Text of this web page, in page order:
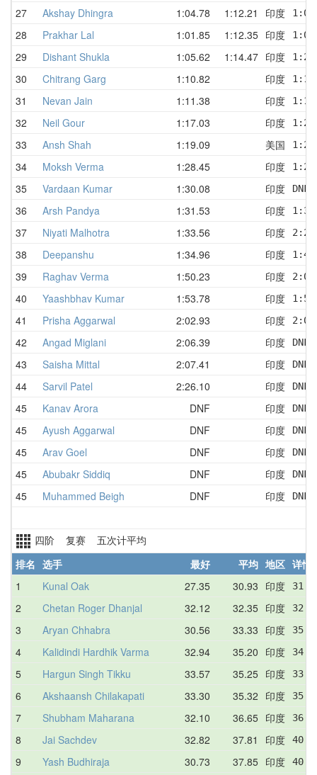
27 Akshay Dhingra 1:04.78 1:12.21 印度
28 Prakhar Lal 1:01.85 1:12.35 印度
29 Dishant Shukla 1:05.62 1:14.47 印度
30 Chitrang Garg 1:10.82 印度
31 Nevan Jain 1:11.38 印度
32 Neil Gour 1:17.03 印度
33 Ansh Shah 1:19.09 美国
34 Moksh Verma 1:28.45 印度
35 Vardaan Kumar 1:30.08 印度
36 Arsh Pandya 1:31.53 印度
37 Niyati Malhotra 1:33.56 印度
38 Deepanshu 1:34.96 印度
39 Raghav Verma 1:50.23 印度
40 Yaashbhav Kumar 1:53.78 印度
41 Prisha Aggarwal 2:02.93 印度
42 Angad Miglani 2:06.39 印度
43 Saisha Mittal 2:07.41 印度
44 Sarvil Patel 2:26.10 印度
45 Kanav Arora DNF 印度
45 Ayush Aggarwal DNF 印度
45 Arav Goel DNF 印度
45 Abubakr Siddiq DNF 印度
45 Muhammed Beigh DNF 印度
四阶 复赛 五次计平均
排名 选手 最好 平均 地区 详情
1
Kunal Oak 27.35 30.93 印度
2 Chetan Roger Dhanjal 32.12 32.35 印度
3 Aryan Chhabra 30.56 33.33 印度
4 Kalidindi Hardhik Varma 32.94 35.20 印度
5 Hargun Singh Tikku 33.57 35.25 印度
6 Akshaansh Chilakapati 33.30 35.32 印度
7 Shubham Maharana 32.10 36.65 印度
8 Jai Sachdev 32.82 37.81 印度
9 Yash Budhiraja 30.73 37.85 印度